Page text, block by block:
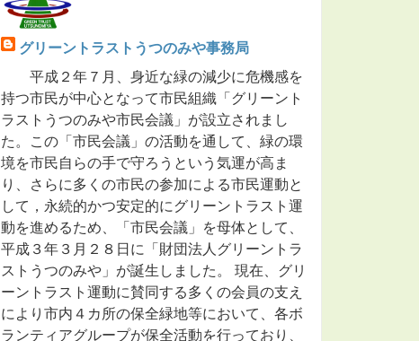
グリーントラストうつのみや事務局
平成２年７月、身近な緑の減少に危機感を
持つ市民が中心となって市民組織「グリーント
ラストうつのみや市民会議」が設立されまし
た。この「市民会議」の活動を通して、緑の環
境を市民自らの手で守ろうという気運が高ま
り、さらに多くの市民の参加による市民運動と
して，永続的かつ安定的にグリーントラスト運
動を進めるため、「市民会議」を母体として、
平成３年３月２８日に「財団法人グリーントラ
ストうつのみや」が誕生しました。 現在、グリ
ーントラスト運動に賛同する多くの会員の支え
により市内４カ所の保全緑地等において、各ボ
ランティアグループが保全活動を行っており、